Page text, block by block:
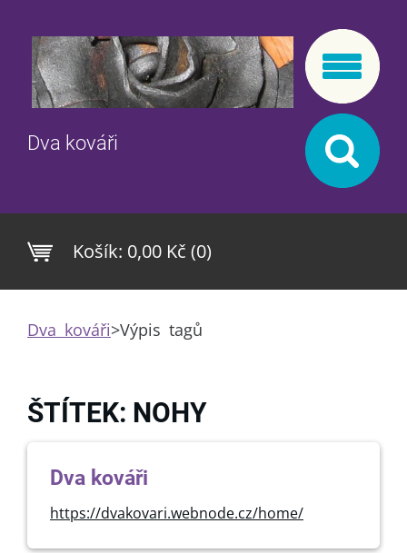
Dva kováři
Košík: 0,00 Kč (0)
Dva kováři>Výpis tagů
ŠTÍTEK: NOHY
Dva kováři
https://dvakovari.webnode.cz/home/